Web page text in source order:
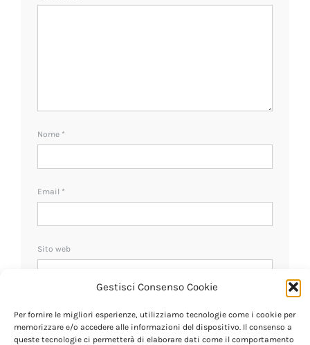
Gestisci Consenso Cookie
Per fornire le migliori esperienze, utilizziamo tecnologie come i cookie per
memorizzare e/o accedere alle informazioni del dispositivo. Il consenso a
queste tecnologie ci permetterà di elaborare dati come il comportamento
Nome *
Email *
Sito web